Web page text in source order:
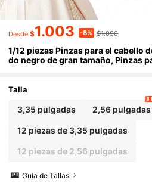
Desde $1.003 -8% $1.090
1/12 piezas Pinzas para el cabello
do negro de gran tamaño, Pinzas
decuado para peinados de cabello
o, Pinzas de garra casual, Pinzas
s para el cabello, Útiles escolares
Talla
3,35 pulgadas 2,56 pulgadas
8
12 piezas de 3,35 pulgadas
12 piezas de 2,56 pulgadas
Guía de Tallas